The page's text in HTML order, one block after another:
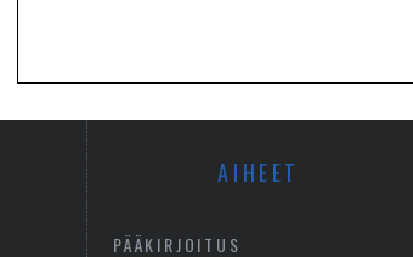
AIHEET
PÄÄKIRJOITUS